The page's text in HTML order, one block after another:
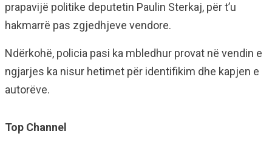
prapavijë politike deputetin Paulin Sterkaj, për t’u
hakmarrë pas zgjedhjeve vendore.
Ndërkohë, policia pasi ka mbledhur provat në vendin e
ngjarjes ka nisur hetimet për identifikim dhe kapjen e
autorëve.
Top Channel